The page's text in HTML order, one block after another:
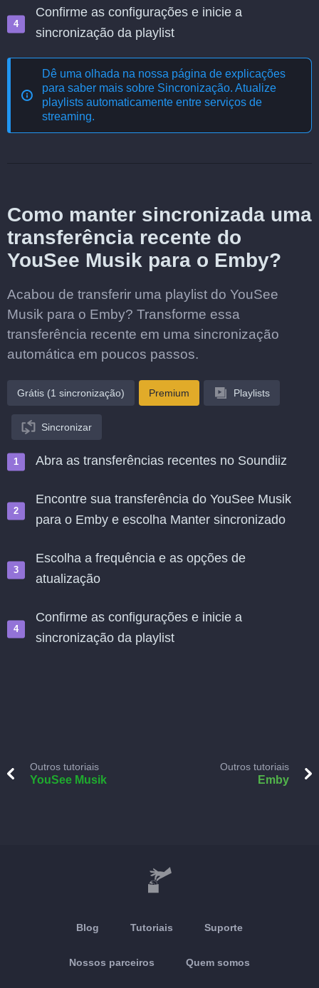
Confirme as configurações e inicie a
sincronização da playlist
Dê uma olhada na nossa página de explicações
para saber mais sobre Sincronização. Atualize
playlists automaticamente entre serviços de
streaming.
Como manter sincronizada uma
transferência recente do
YouSee Musik para o Emby?
Acabou de transferir uma playlist do YouSee
Musik para o Emby? Transforme essa
transferência recente em uma sincronização
automática em poucos passos.
Grátis (1 sincronização) Premium Playlists
Sincronizar
Abra as transferências recentes no Soundiiz
Encontre sua transferência do YouSee Musik
para o Emby e escolha Manter sincronizado
Escolha a frequência e as opções de
atualização
Confirme as configurações e inicie a
sincronização da playlist
Outros tutoriais
YouSee Musik
Outros tutoriais
Emby
Blog Tutoriais Suporte
Nossos parceiros Quem somos